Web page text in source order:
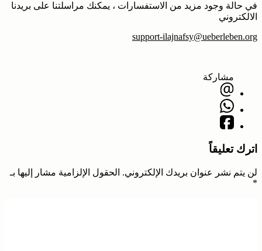
في حالة وجود مزيد من الاستفسارات ، يمكنك مراسلتنا على بريدنا
الالكتروني
support-ilajnafsy@ueberleben.org
مشاركة
اترك تعليقاً
لن يتم نشر عنوان بريدك الإلكتروني. الحقول الإلزامية مشار إليها بـ
*